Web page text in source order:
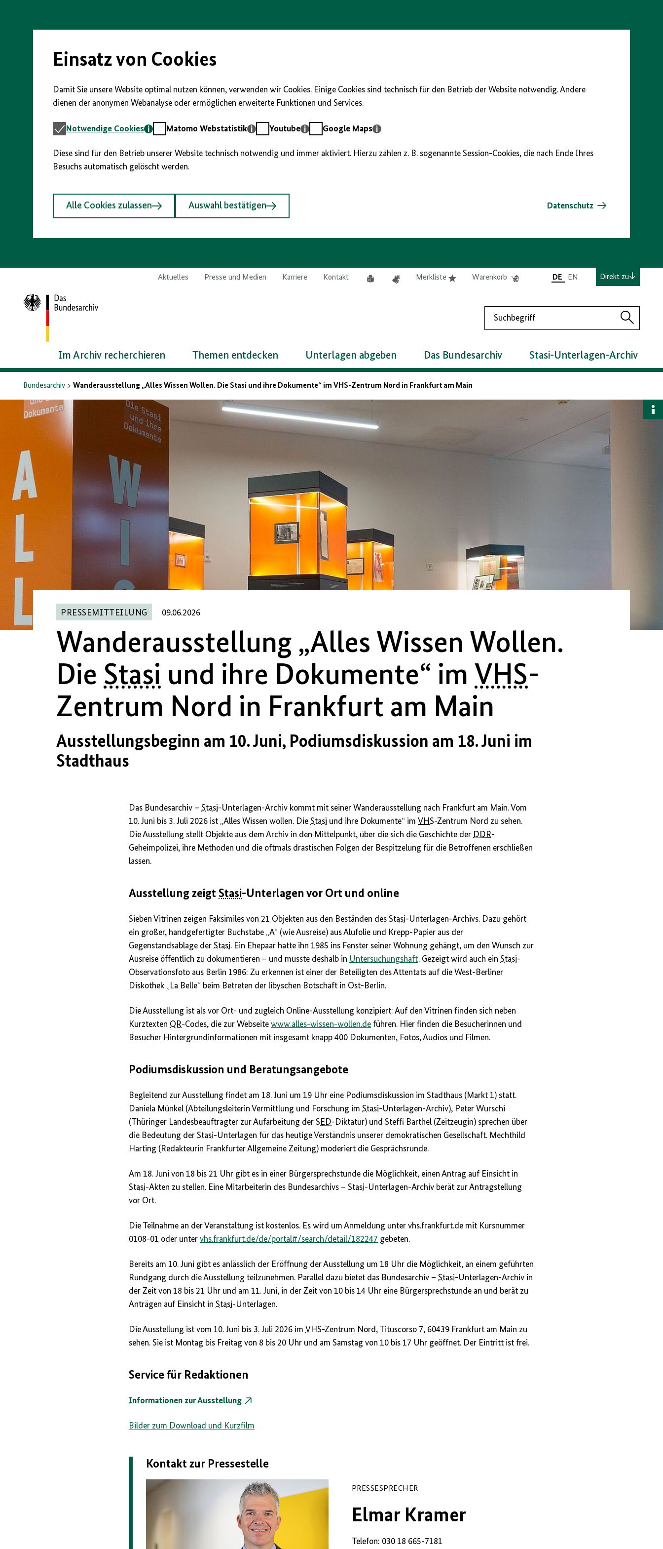
Seiteninhalt
Einsatz von Cookies
Damit Sie unsere Website optimal nutzen können, verwenden wir Cookies. Einige Cookies sind technisch für den Betrieb der Website notwendig. Andere
dienen der anonymen Webanalyse oder ermöglichen erweiterte Funktionen und Services.
Notwendige
Notwendige Cookies
MatomoMatomo Webstatistik YoutubeYoutube
GoogleGoogle Maps
Diese sind für den Betrieb unserer Website technisch notwendig und immer aktiviert. Hierzu zählen z. B. sogenannte Session-Cookies, die nach Ende Ihres
Besuchs automatisch gelöscht werden.
Alle Cookies zulassen Auswahl bestätigen Datenschutz
Aktuelles Presse und Medien Karriere Kontakt
Leichte
Gebärdensprache
Merkliste
ElementeWarenkorb
Elemente
Warenkorb
DE EN Direkt zu
Zur
Startseite
Suchen
Im Archiv recherchieren Themen entdecken Unterlagen abgeben Das Bundesarchiv Stasi-Unterlagen-Archiv
Bundesarchiv Wanderausstellung „Alles Wissen Wollen. Die Stasi und ihre Dokumente“ im VHS-Zentrum Nord in Frankfurt am Main
PRESSEMITTEILUNG 09.06.2026
Wanderausstellung „Alles Wissen Wollen.
Die Stasi und ihre Dokumente“ im VHS-
Zentrum Nord in Frankfurt am Main
Ausstellungsbeginn am 10. Juni, Podiumsdiskussion am 18. Juni im
Stadthaus
Das Bundesarchiv –Stasi-Unterlagen-Archiv kommt mit seiner Wanderausstellung nach Frankfurt am Main. Vom
10. Juni bis 3. Juli 2026 ist „Alles Wissen wollen. DieStasi und ihre Dokumente“ im VHS-Zentrum Nord zu sehen.
Die Ausstellung stellt Objekte aus dem Archiv in den Mittelpunkt, über die sich die Geschichte der DDR-
Geheimpolizei, ihre Methoden und die oftmals drastischen Folgen der Bespitzelung für die Betroffenen erschließen
lassen.
Ausstellung zeigt Stasi-Unterlagen vor Ort und online
Sieben Vitrinen zeigen Faksimiles von 21 Objekten aus den Beständen desStasi-Unterlagen-Archivs. Dazu gehört
ein großer, handgefertigter Buchstabe „A“ (wie Ausreise) aus Alufolie und Krepp-Papier aus der
Gegenstandsablage derStasi. Ein Ehepaar hatte ihn 1985 ins Fenster seiner Wohnung gehängt, um den Wunsch zur
Ausreise öffentlich zu dokumentieren – und musste deshalb in Untersuchungshaft. Gezeigt wird auch einStasi-
Observationsfoto aus Berlin 1986: Zu erkennen ist einer der Beteiligten des Attentats auf die West-Berliner
Diskothek „La Belle“ beim Betreten der libyschen Botschaft in Ost-Berlin.
Die Ausstellung ist als vor Ort- und zugleich Online-Ausstellung konzipiert: Auf den Vitrinen finden sich neben
Kurztexten QR-Codes, die zur Webseitewww.alles-wissen-wollen.de führen. Hier finden die Besucherinnen und
Besucher Hintergrundinformationen mit insgesamt knapp 400 Dokumenten, Fotos, Audios und Filmen.
Podiumsdiskussion und Beratungsangebote
Begleitend zur Ausstellung findet am 18. Juni um 19 Uhr eine Podiumsdiskussion im Stadthaus (Markt 1) statt.
Daniela Münkel (Abteilungsleiterin Vermittlung und Forschung imStasi-Unterlagen-Archiv), Peter Wurschi
(Thüringer Landesbeauftragter zur Aufarbeitung derSED-Diktatur) und Steffi Barthel (Zeitzeugin) sprechen über
die Bedeutung derStasi-Unterlagen für das heutige Verständnis unserer demokratischen Gesellschaft. Mechthild
Harting (Redakteurin Frankfurter Allgemeine Zeitung) moderiert die Gesprächsrunde.
Am 18. Juni von 18 bis 21 Uhr gibt es in einer Bürgersprechstunde die Möglichkeit, einen Antrag auf Einsicht in
Stasi-Akten zu stellen. Eine Mitarbeiterin des Bundesarchivs –Stasi-Unterlagen-Archiv berät zur Antragstellung
vor Ort.
Die Teilnahme an der Veranstaltung ist kostenlos. Es wird um Anmeldung unter vhs.frankfurt.de mit Kursnummer
0108-01 oder untervhs.frankfurt.de/de/portal#/search/detail/182247 gebeten.
Bereits am 10. Juni gibt es anlässlich der Eröffnung der Ausstellung um 18 Uhr die Möglichkeit, an einem geführten
Rundgang durch die Ausstellung teilzunehmen. Parallel dazu bietet das Bundesarchiv –Stasi-Unterlagen-Archiv in
der Zeit von 18 bis 21 Uhr und am 11. Juni, in der Zeit von 10 bis 14 Uhr eine Bürgersprechstunde an und berät zu
Anträgen auf Einsicht inStasi-Unterlagen.
Die Ausstellung ist vom 10. Juni bis 3. Juli 2026 im VHS-Zentrum Nord, Tituscorso 7, 60439 Frankfurt am Main zu
sehen. Sie ist Montag bis Freitag von 8 bis 20 Uhr und am Samstag von 10 bis 17 Uhr geöffnet. Der Eintritt ist frei.
Service für Redaktionen
Informationen zur Ausstellung
Bilder zum Download und Kurzfilm
Kontakt zur Pressestelle
PRESSESPRECHER
Elmar Kramer
Telefon: 030 18 665-7181